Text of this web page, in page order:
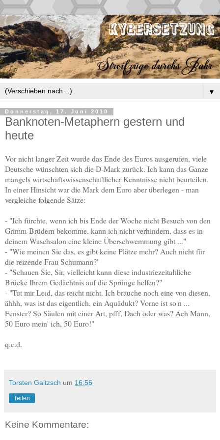
▼
Donnerstag, 17. Juni 2010
Banknoten-Metaphern gestern und
heute
Vor nicht langer Zeit wurde das Ende des Euros ausgerufen, viele
Deutsche wünschten sich die D-Mark zurück. Ich kann das Ganze
mangels wirtschaftswissenschaftlicher Kenntnisse nicht beurteilen.
In einer Hinsicht war die Mark dem Euro aber überlegen - man
vergleiche folgende Sätze:
- "Ich fürchte, wenn ich bis Ende der Woche nicht Besuch von den
Grimm-Brüdern bekomme, kann ich nicht verhindern, dass es in
deinem Waschsalon eine kleine Überschwemmung gibt ..."
- "Wie meinen Sie das, es gibt keine Plätze mehr? Auch nicht für
die reizende Frau Schumann?"
- "Schauen Sie, Sir, vielleicht kann diese industriezeitaltliche
Brücke Ihrem Gedächtnis auf die Sprünge helfen?"
- "Tut mir Leid, das reicht nicht. Ich brauche noch eine von diesen,
ähhh, was ist das eigentlich, ein Aquädukt? Vorne ist so'n ...
Fenster? So Säulen mit einer Art, pfff, Dach oder was? Ach Mann,
50 Euro mein' ich, 50 Euro!"
q.e.d.
Torsten Gaitzsch um 16:56
Teilen
Keine Kommentare: